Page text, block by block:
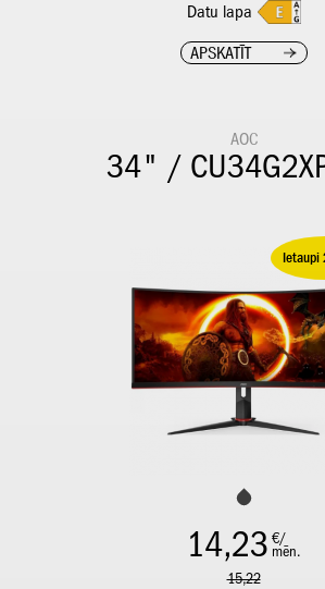
Datu lapa
APSKATĪT
AOC
34" /
Ietaupi
14,23 €/
mēn.
15,22